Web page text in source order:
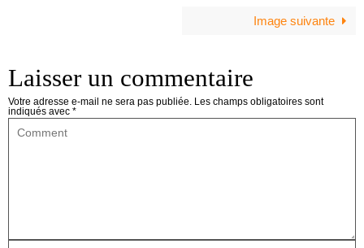
Image suivante
Laisser un commentaire
Votre adresse e-mail ne sera pas publiée. Les champs obligatoires sont
indiqués avec *